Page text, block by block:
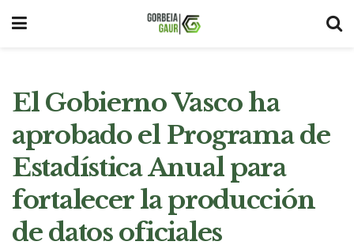
El Gobierno Vasco ha
aprobado el Programa de
Estadística Anual para
fortalecer la producción
de datos oficiales